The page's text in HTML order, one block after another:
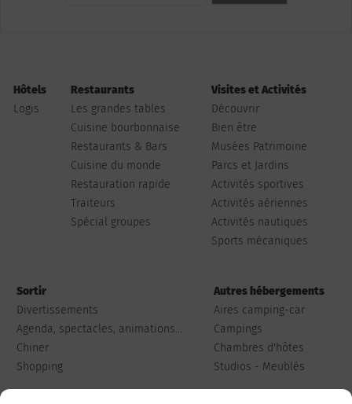
Hôtels
Logis
Restaurants
Les grandes tables
Cuisine bourbonnaise
Restaurants & Bars
Cuisine du monde
Restauration rapide
Traiteurs
Spécial groupes
Visites et Activités
Découvrir
Bien être
Musées Patrimoine
Parcs et Jardins
Activités sportives
Activités aériennes
Activités nautiques
Sports mécaniques
Sortir
Divertissements
Agenda, spectacles, animations...
Chiner
Shopping
Autres hébergements
Aires camping-car
Campings
Chambres d'hôtes
Studios - Meublés